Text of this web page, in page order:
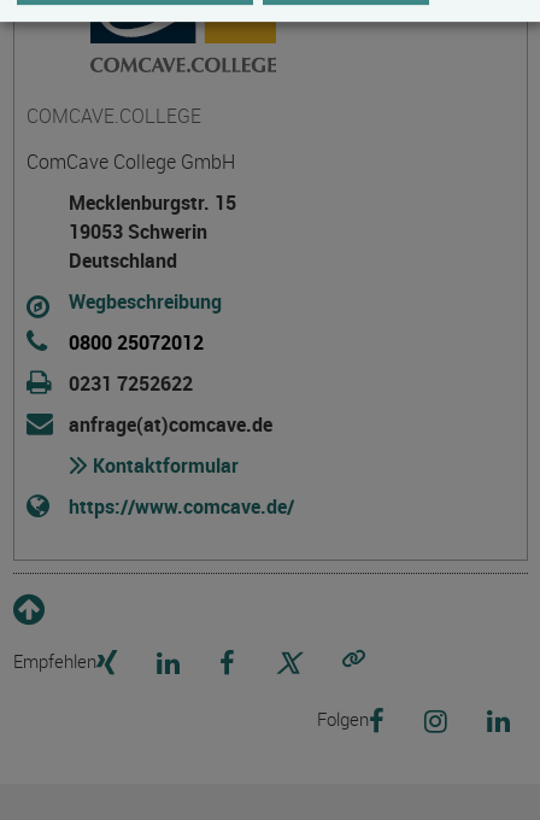
COMCAVE.COLLEGE
ComCave College GmbH
Mecklenburgstr. 15
19053 Schwerin
Deutschland
Wegbeschreibung
0800 25072012
0231 7252622
anfrage(at)comcave.de
Kontaktformular
https://www.comcave.de/
Empfehlen
Folgen